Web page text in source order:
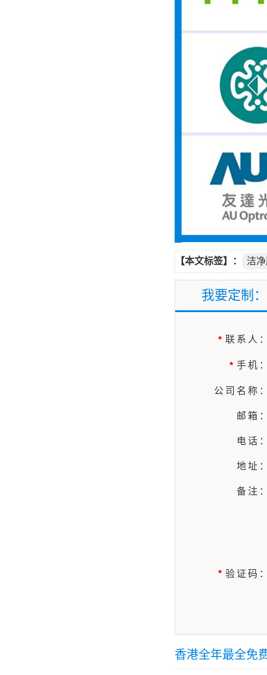
【本文标签】： 洁
我要定制：
* 联系人
* 手机
公司名称
邮箱
电话
地址
备注
* 验证码
香港全年最全免